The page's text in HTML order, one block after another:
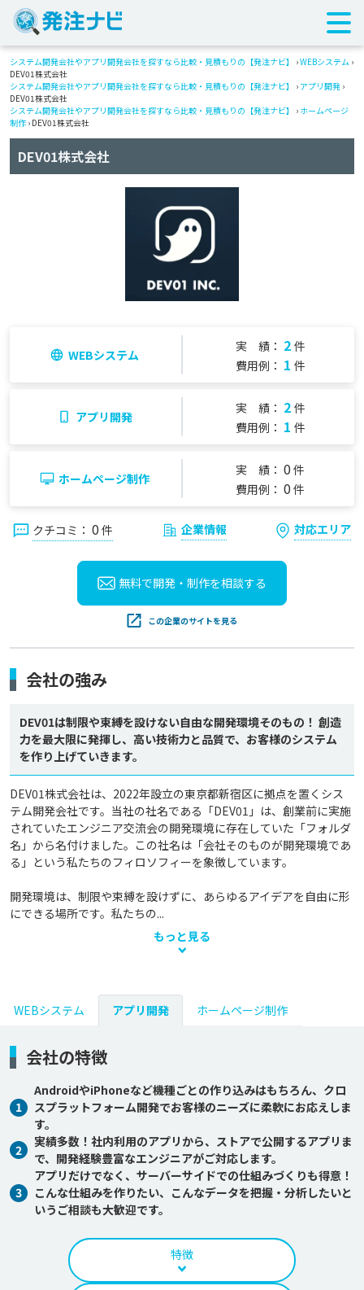
システム開発会社やアプリ開発会社を探すなら比較・見積もりの【発注ナビ】 ›WEBシステム ›
DEV01株式会社
システム開発会社やアプリ開発会社を探すなら比較・見積もりの【発注ナビ】
› アプリ開発 ›
DEV01株式会社
システム開発会社やアプリ開発会社を探すなら比較・見積もりの【発注ナビ】
› ホームページ
制作 › DEV01株式会社
DEV01株式会社
WEBシステム
実 績： 2 件
費用例： 1 件
アプリ開発
実 績： 2 件
費用例： 1 件
ホームページ制作
実 績： 0 件
費用例： 0 件
クチコミ： 0 件 企業情報 対応エリア
無料で開発・制作を相談する
この企業のサイトを見る
会社の強み
DEV01は制限や束縛を設けない自由な開発環境そのもの！ 創造
力を最大限に発揮し、高い技術力と品質で、お客様のシステム
を作り上げていきます。
DEV01株式会社は、2022年設立の東京都新宿区に拠点を置くシス
テム開発会社です。当社の社名である「DEV01」は、創業前に実施
されていたエンジニア交流会の開発環境に存在していた「フォルダ
名」から名付けました。この社名は「会社そのものが開発環境であ
る」という私たちのフィロソフィーを象徴しています。
開発環境は、制限や束縛を設けずに、あらゆるアイデアを自由に形
にできる場所です。私たちの...
もっと見る
WEBシステム アプリ開発 ホームページ制作
会社の特徴
1
AndroidやiPhoneなど機種ごとの作り込みはもちろん、クロ
スプラットフォーム開発でお客様のニーズに柔軟にお応えしま
す。
2
実績多数！社内利用のアプリから、ストアで公開するアプリま
で、開発経験豊富なエンジニアがご対応します。
3
アプリだけでなく、サーバーサイドでの仕組みづくりも得意！
こんな仕組みを作りたい、こんなデータを把握・分析したいと
いうご相談も大歓迎です。
特徴